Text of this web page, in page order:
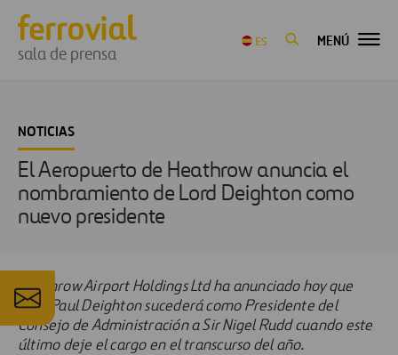
sala de prensa
ES MENÚ
NOTICIAS
El Aeropuerto de Heathrow anuncia el
nombramiento de Lord Deighton como
nuevo presidente
Heathrow Airport Holdings Ltd ha anunciado hoy que
Lord Paul Deighton sucederá como Presidente del
Consejo de Administración a Sir Nigel Rudd cuando este
último deje el cargo en el transcurso del año.